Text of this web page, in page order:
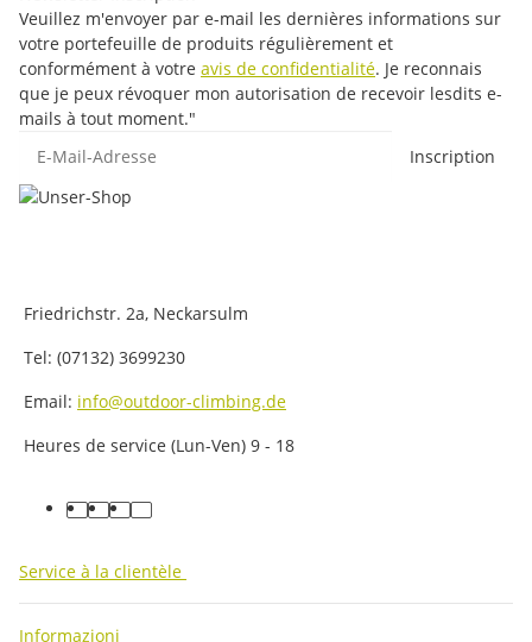
Veuillez m'envoyer par e-mail les dernières informations sur
votre portefeuille de produits régulièrement et
conformément à votre avis de confidentialité. Je reconnais
que je peux révoquer mon autorisation de recevoir lesdits e-
mails à tout moment."
Inscription
Friedrichstr. 2a, Neckarsulm
Tel: (07132) 3699230
Email: info@outdoor-climbing.de
Heures de service (Lun-Ven) 9 - 18
facebook
youtube
instagram
tiktok
Service à la clientèle
Informazioni